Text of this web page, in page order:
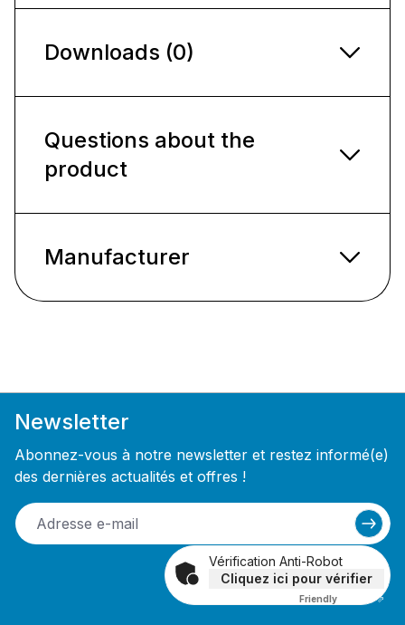
Downloads (0)
Questions about the
product
Manufacturer
Newsletter
Abonnez-vous à notre newsletter et restez informé(e)
des dernières actualités et offres !
Vérification Anti-Robot
Cliquez ici pour vérifier
Friendly Captcha ⇗